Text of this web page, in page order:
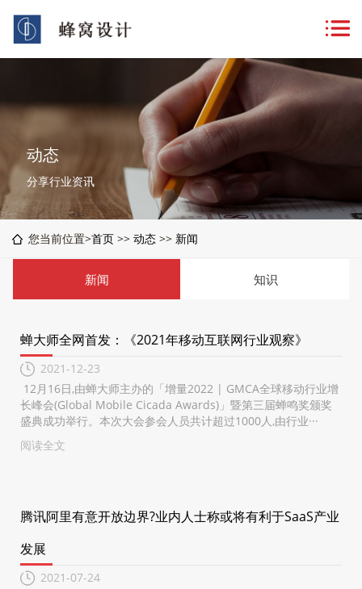
动态
分享行业资讯
您当前位置>首页 >> 动态 >> 新闻
新闻 知识
蝉大师全网首发：《2021年移动互联网行业观察》
2021-12-23
12月16日,由蝉大师主办的「增量2022 | GMCA全球移动行业增
长峰会(Global Mobile Cicada Awards)」暨第三届蝉鸣奖颁奖
盛典成功举行。本次大会参会人员共计超过1000人,由行业···
阅读全文
腾讯阿里有意开放边界?业内人士称或将有利于SaaS产业
发展
2021-07-24